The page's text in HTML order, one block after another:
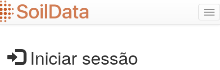
Ir
para
o
Iniciar sessão